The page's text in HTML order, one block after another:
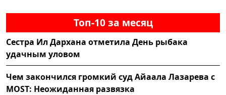
Топ-10 за месяц
Сестра Ил Дархана отметила День рыбака
удачным уловом
Чем закончился громкий суд Айаала Лазарева с
MOST: Неожиданная развязка